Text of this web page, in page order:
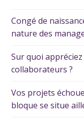
Congé de
nature des
Sur quoi
collaborateurs ?
Vos projets
bloque se situe